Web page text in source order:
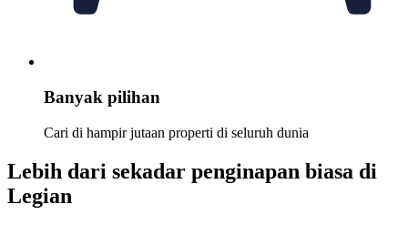
Banyak pilihan
Cari di hampir jutaan properti di seluruh dunia
Lebih dari sekadar penginapan biasa di
Legian